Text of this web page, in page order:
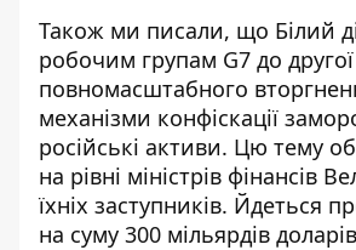
Також ми писали, що Білий
робочим групам G7 до
повномасштабного
механізми конфіскації
російські активи. Цю тему
на рівні міністрів фінансів
їхніх заступників. Йдеться
на суму 300 мільярдів